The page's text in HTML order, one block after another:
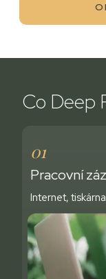
Co Deep
01
Pracovní
Internet,